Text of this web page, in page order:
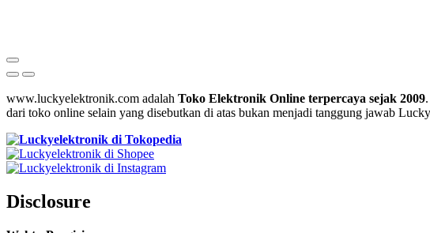
www.luckyelektronik.com adalah Toko Elektronik Online terpercaya sejak 2009
dari toko online selain yang disebutkan di atas bukan menjadi tanggung jawab
Disclosure